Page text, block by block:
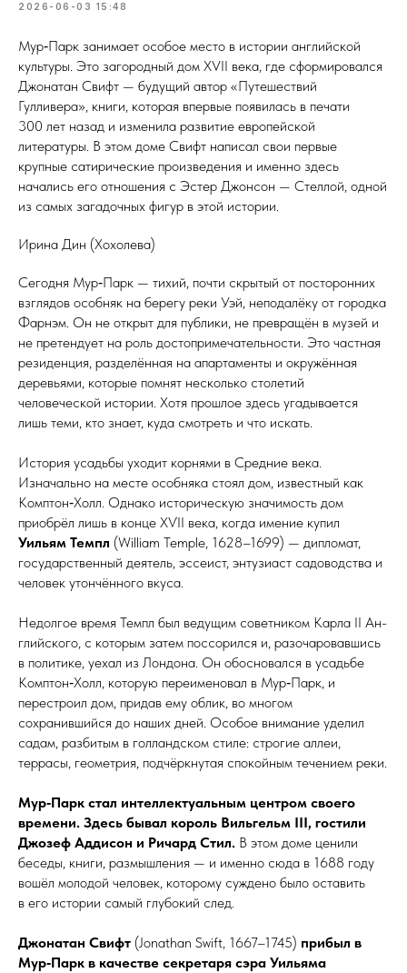
2026-06-03 15:48
Мур‑Парк занимает особое место в истории английской
культуры. Это загородный дом XVII века, где сформировался
Джонатан Свифт — будущий автор «Путешествий
Гулливера», книги, которая впервые появилась в печати
300 лет назад и изменила развитие европейской
литературы. В этом доме Свифт написал свои первые
крупные сатирические произведения и именно здесь
начались его отношения с Эстер Джонсон — Стеллой, одной
из самых загадочных фигур в этой истории.
Ирина Дин (Хохолева)
Сегодня Мур‑Парк — тихий, почти скрытый от посторонних
взглядов особняк на берегу реки Уэй, неподалёку от городка
Фарнэм. Он не открыт для публики, не превращён в музей и
не претендует на роль достопримечательности. Это частная
резиденция, разделённая на апартаменты и окружённая
деревьями, которые помнят несколько столетий
человеческой истории. Хотя прошлое здесь угадывается
лишь теми, кто знает, куда смот­реть и что искать.
История усадьбы уходит корнями в Средние века.
Изначально на месте особняка стоял дом, известный как
Комптон‑Холл. Однако историческую значимость дом
приобрёл лишь в конце XѴII века, когда имение купил
Уильям Темпл (William Temple, 1628–1699) — дипломат,
государственный деятель, эссеист, энтузиаст садоводства и
человек утончённого вкуса.
Недолгое время Темпл был ведущим советником Карла II Ан­
г­лий­ско­го, с которым затем поссорился и, разочаровавшись
в политике, уехал из Лондона. Он обосновался в усадьбе
Комптон‑Холл, которую переименовал в Мур‑Парк, и
перестроил дом, придав ему облик, во многом
сохранившийся до наших дней. Особое внимание уделил
садам, разбитым в голландском стиле: строгие аллеи,
террасы, геометрия, подчёркнутая спокойным течением реки.
Мур‑Парк стал интеллектуальным центром своего
времени. Здесь бывал король Вильгельм III, гостили
Джозеф Аддисон и Ричард Стил. В этом доме ценили
беседы, книги, размышления — и именно сюда в 1688 го­ду
вошёл молодой человек, которому суж­де­но было оставить
в его истории самый глубокий след.
Джонатан Свифт (Jonathan Swift, 1667–1745) прибыл в
Мур‑Парк в качестве секретаря сэра Уильяма